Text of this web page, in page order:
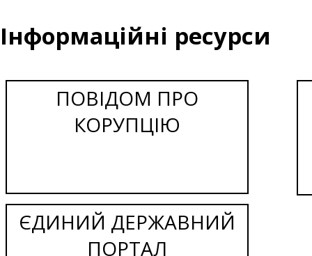
Інформаційні ресурси
ПОВІДОМ ПРО
КОРУПЦІЮ
ЄДИНИЙ ДЕРЖАВНИЙ
ПОРТАЛ